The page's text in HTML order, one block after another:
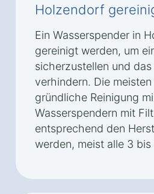
Holzendorf
Ein Wasserspender in
gereinigt werden, um
sicherzustellen und
verhindern. Die
gründliche Reinigung
Wasserspendern mit
entsprechend den
werden, meist alle 3